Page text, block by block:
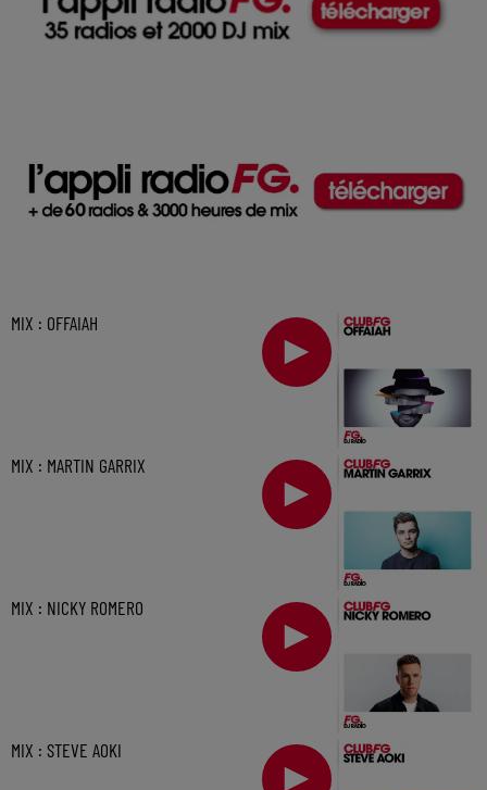
MIX : OFFAIAH
MIX : MARTIN GARRIX
MIX : NICKY ROMERO
MIX : STEVE AOKI